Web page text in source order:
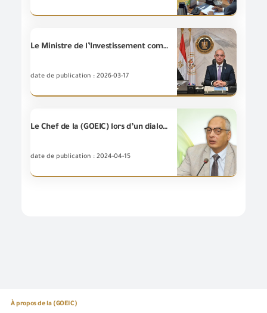
Le Ministre de l’Investissement commande de poursuivre le dédouanement pendant "Eid Al-Fitr" pour assurer le flux de la circulation des marchandises et la stabilité des marchés.
date de publication : 2026-03-17
Le Chef de la (GOEIC) lors d’un dialogue avec le journal « Al -Watan » à propos de la poursuite du boom des exportations dans divers secteurs pour atteindre des taux record.
date de publication : 2024-04-15
À propos de la (GOEIC)